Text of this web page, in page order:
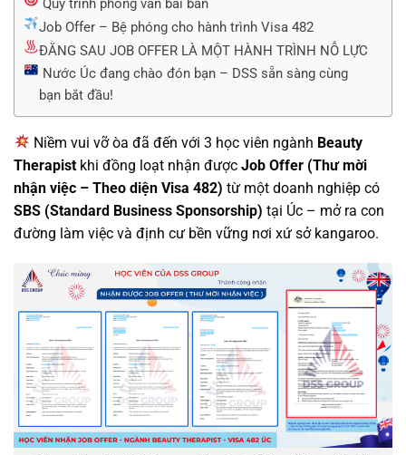
Quy trình phỏng vấn bài bản
Job Offer – Bệ phóng cho hành trình Visa 482
ĐẰNG SAU JOB OFFER LÀ MỘT HÀNH TRÌNH NỖ LỰC
Nước Úc đang chào đón bạn – DSS sẵn sàng cùng
bạn bắt đầu!
Niềm vui vỡ òa đã đến với 3 học viên ngành Beauty
Therapist khi đồng loạt nhận được Job Offer (Thư mời
nhận việc – Theo diện Visa 482) từ một doanh nghiệp có
SBS (Standard Business Sponsorship) tại Úc – mở ra con
đường làm việc và định cư bền vững nơi xứ sở kangaroo.